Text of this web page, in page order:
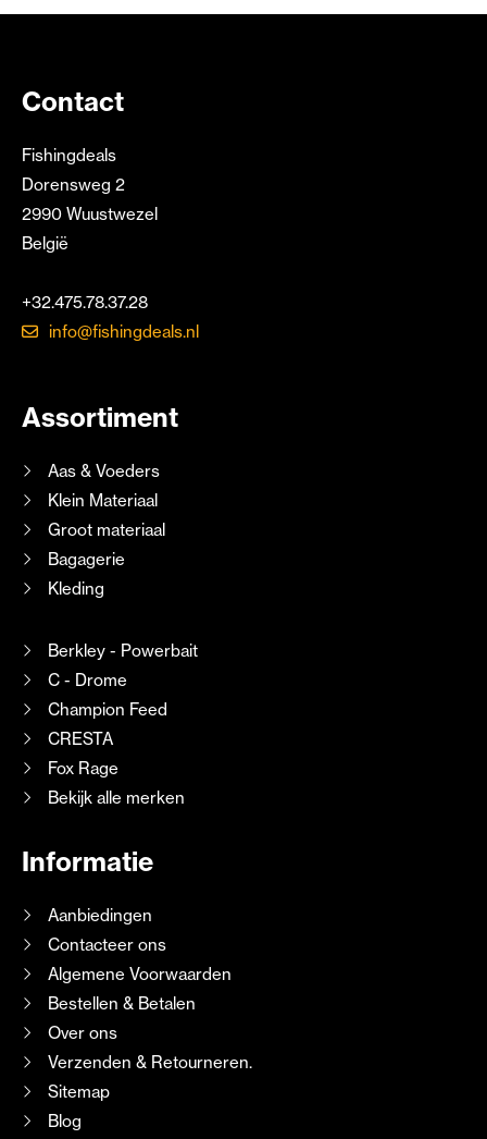
Contact
Fishingdeals
Dorensweg 2
2990 Wuustwezel
België
+32.475.78.37.28
info@fishingdeals.nl
Assortiment
Aas & Voeders
Klein Materiaal
Groot materiaal
Bagagerie
Kleding
Berkley - Powerbait
C - Drome
Champion Feed
CRESTA
Fox Rage
Bekijk alle merken
Informatie
Aanbiedingen
Contacteer ons
Algemene Voorwaarden
Bestellen & Betalen
Over ons
Verzenden & Retourneren.
Sitemap
Blog